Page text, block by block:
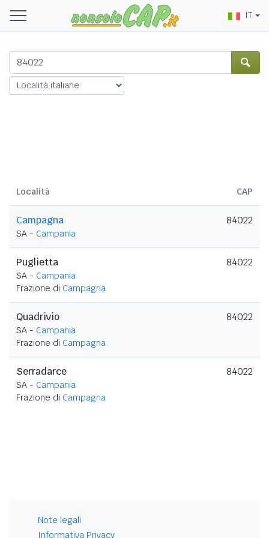
IT
Località CAP
Campagna
SA - Campania
84022
Puglietta
SA - Campania
Frazione di Campagna
84022
Quadrivio
SA - Campania
Frazione di Campagna
84022
Serradarce
SA - Campania
Frazione di Campagna
84022
Note legali
Informativa Privacy